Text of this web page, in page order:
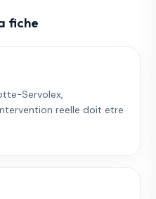
fiche
Servolex,
reelle doit etre